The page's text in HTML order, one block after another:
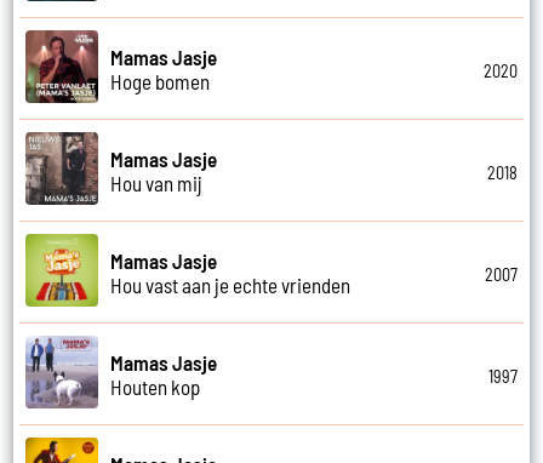
Mamas Jasje
Hoge bomen
2020
Mamas Jasje
Hou van mij
2018
Mamas Jasje
Hou vast aan je echte vrienden
2007
Mamas Jasje
Houten kop
1997